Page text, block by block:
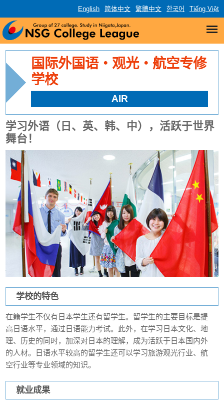
English 简体中文 繁體中文 한국어 Tiếng Việt
国际外国语・观光・航空专修
学校
AIR
学习外语（日、英、韩、中），活跃于世界
舞台！
学校的特色
在籍学生不仅有日本学生还有留学生。留学生的主要目标是提
高日语水平，通过日语能力考试。此外，在学习日本文化、地
理、历史的同时，加深对日本的理解，成为活跃于日本国内外
的人材。日语水平较高的留学生还可以学习旅游观光行业、航
空行业等专业领域的知识。
就业成果